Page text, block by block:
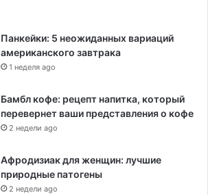
Панкейки: 5 неожиданных вариаций
американского завтрака
1 неделя ago
Бамбл кофе: рецепт напитка, который
перевернет ваши представления о кофе
2 недели ago
Афродизиак для женщин: лучшие
природные патогены
2 недели ago